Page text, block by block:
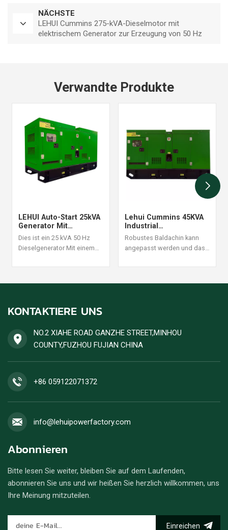
NÄCHSTE
LEHUI Cummins 275-kVA-Dieselmotor mit
elektrischem Generator zur Erzeugung von 50 Hz
Verwandte Produkte
LEHUI Auto-Start 25kVA
Generator Mit
Fernüberwachung
Dies ist ein 25 kVA 50 Hz
Dieselgenerator Mit einem
eignet sich für Szenarien mit
hohe Kraftstoffeffizienz.
Dieselgeneratoren werden
angenommen.
Lehui Cummins 45KVA
Industrial
Dieselgenerator 60 Hz
Robustes Baldachin kann
angepasst werden und das
angemessen und
KONTAKTIERE UNS
NO.2 XIAHE ROAD GANZHE STREET,MINHOU
COUNTY,FUZHOU FUJIAN CHINA
+86 059122071372
info@lehuipowerfactory.com
Abonnieren
Bitte lesen Sie weiter, bleiben Sie auf dem Laufenden,
abonnieren Sie uns und wir heißen Sie herzlich willkommen, uns
Ihre Meinung mitzuteilen.
Einreichen